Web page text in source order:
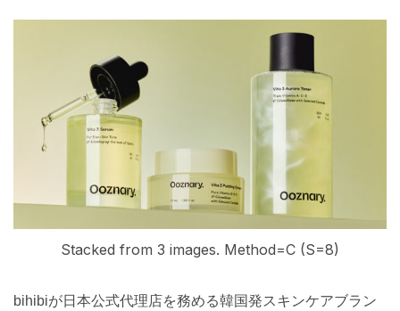
Stacked from 3 images. Method=C (S=8)
bihibiが日本公式代理店を務める韓国発スキンケアブラン